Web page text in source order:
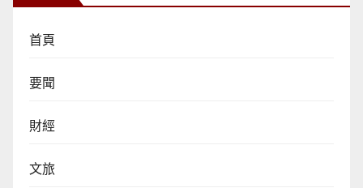
首頁
要聞
財經
文旅